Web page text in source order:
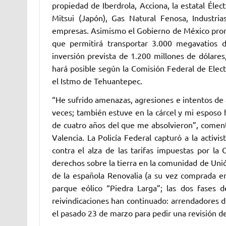
propiedad de Iberdrola, Acciona, la estatal
Mitsui (Japón), Gas Natural Fenosa,
empresas. Asimismo el Gobierno de México
que permitirá transportar 3.000 megavatios
inversión prevista de 1.200 millones de
hará posible según la Comisión Federal de
el Istmo de Tehuantepec.
“He sufrido amenazas, agresiones e intentos
veces; también estuve en la cárcel y mi
de cuatro años del que me absolvieron”,
Valencia. La Policía Federal capturó a la
contra el alza de las tarifas impuestas por la
derechos sobre la tierra en la comunidad de
de la española Renovalia (a su vez comprada
parque eólico “Piedra Larga”; las dos
reivindicaciones han continuado: arrendadores
el pasado 23 de marzo para pedir una revisión